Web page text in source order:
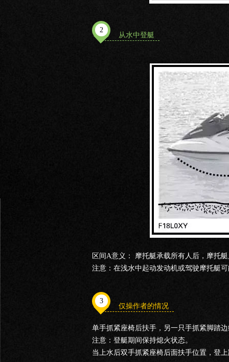
2
从水中登艇
区间A意义： 摩托艇承载所有人后，摩托
注意：在浅水中起动发动机或驾驶摩托艇
3
仅操作者的情况
单手抓紧座椅后扶手，另一只手抓紧脚踏
注意：登艇期间保持熄火状态。
当上水后双手抓紧座椅后面扶手位置，登